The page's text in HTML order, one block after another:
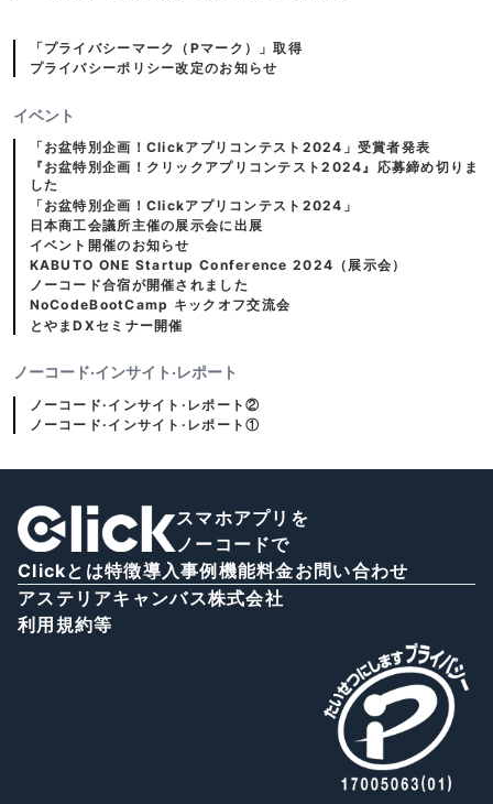
「プライバシーマーク（Pマーク）」取得
プライバシーポリシー改定のお知らせ
イベント
「お盆特別企画！Clickアプリコンテスト2024」受賞者発表
『お盆特別企画！クリックアプリコンテスト2024』応募締め切りま
した
「お盆特別企画！Clickアプリコンテスト2024」
日本商工会議所主催の展示会に出展
イベント開催のお知らせ
KABUTO ONE Startup Conference 2024（展示会）
ノーコード合宿が開催されました
NoCodeBootCamp キックオフ交流会
とやまDXセミナー開催
ノーコード·インサイト·レポート
ノーコード·インサイト·レポート②
ノーコード·インサイト·レポート①
スマホアプリを
ノーコードで
Clickとは特徴導入事例機能料金お問い合わせ
アステリアキャンバス株式会社
利用規約等